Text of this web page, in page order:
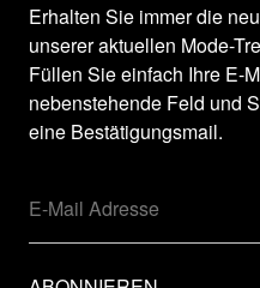
Erhalten Sie immer die
unserer aktuellen Mode-
Füllen Sie einfach Ihre E-
nebenstehende Feld und
eine Bestätigungsmail.